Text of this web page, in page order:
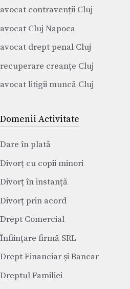
avocat contravenții Cluj
avocat Cluj Napoca
avocat drept penal Cluj
recuperare creanțe Cluj
avocat litigii muncă Cluj
Domenii Activitate
Dare în plată
Divorț cu copii minori
Divorț în instanță
Divorț prin acord
Drept Comercial
Înființare firmă SRL
Drept Financiar și Bancar
Dreptul Familiei